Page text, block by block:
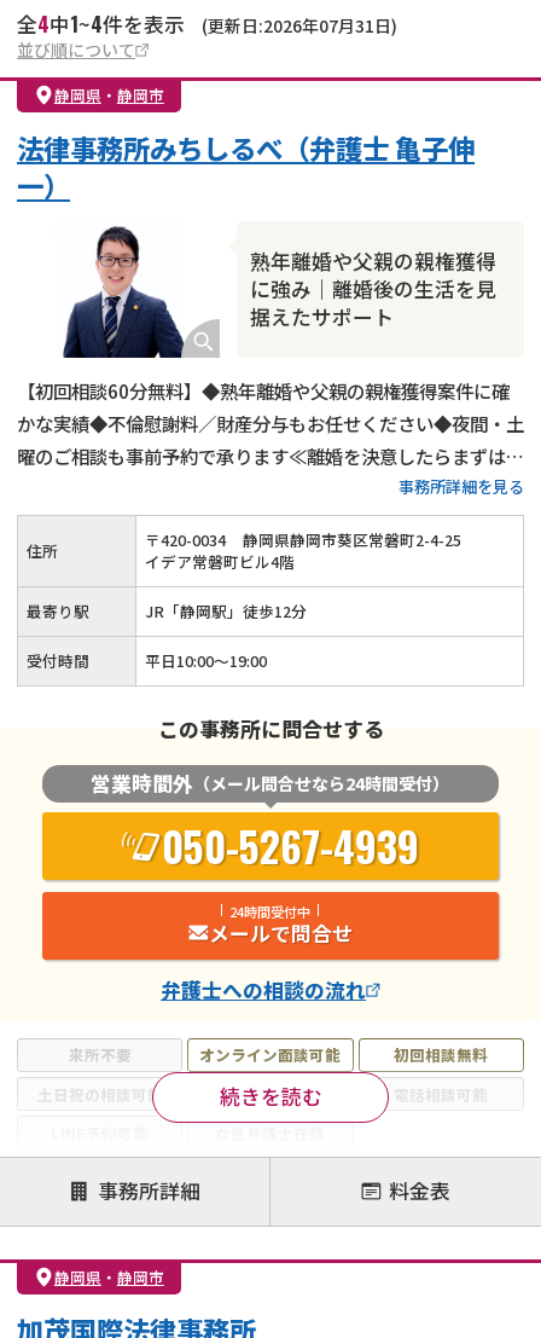
全4中1~4件を表示
(更新日:2026年07月31日)
並び順について
静岡県 ・ 静岡市
熟年離婚や父親の親権獲得
に強み｜離婚後の生活を見
据えたサポート
法律事務所みちしるべ（弁護士 亀子伸
一）
【初回相談60分無料】◆熟年離婚や父親の親権獲得案件に確
かな実績◆不倫慰謝料／財産分与もお任せください◆夜間・土
曜のご相談も事前予約で承ります≪離婚を決意したらまずはご
事務所詳細を見る
来所不要 オンライン面談可能
初回相談無料
土日祝の相談可能
19時以降電話可能
電話相談可能
注力案件
離婚前相談
離婚調停
離婚裁判
親権・面会交流権
DV
モラハラ
不貞・不倫慰謝料請求
続きを読む
住所 〒420-0034
静岡県静岡市葵区常磐町2-4-25
イデア常磐町ビル4階
最寄り駅 JR「静岡駅」徒歩12分
受付時間 平日10:00～19:00
この事務所に問合せする
営業時間外 （メール問合せなら24時間受付）
050-5267-4939
24時間受付中
メールで問合せ
弁護士への相談の流れ
事務所詳細 料金表
静岡県 ・ 静岡市
加茂国際法律事務所